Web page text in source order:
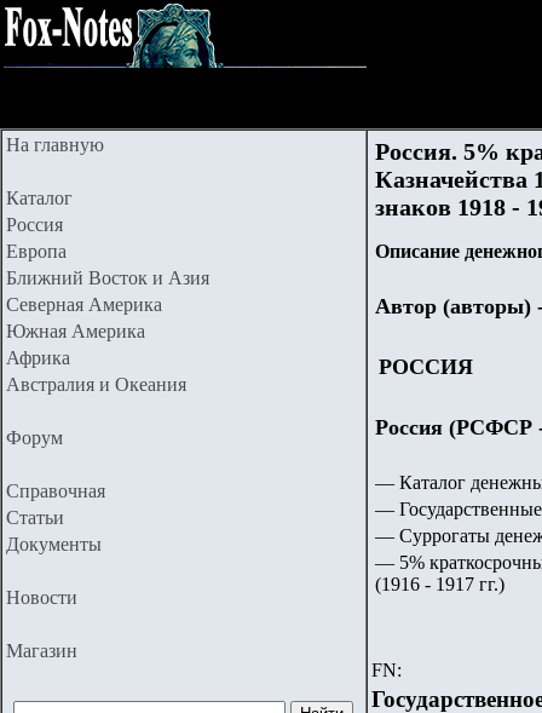
На главную
Каталог
Россия
Европа
Ближний Восток и Азия
Северная Америка
Южная Америка
Африка
Австралия и Океания
Форум
Справочная
Статьи
Документы
Новости
Магазин
Россия. 5%
Казначейства
знаков 1918 -
Описание
Автор (авторы)
РОССИЯ
Россия (РСФСР -
— Каталог
—
— Суррогаты
— 5%
(1916 - 1917 гг.)
FN: